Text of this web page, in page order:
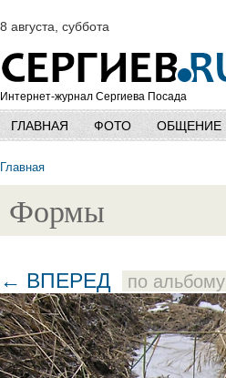
8 августа, суббота
Интернет-журнал Сергиева Посада
ГЛАВНАЯ ФОТО ОБЩЕНИЕ
Главная
Формы
← ВПЕРЕД по альбому